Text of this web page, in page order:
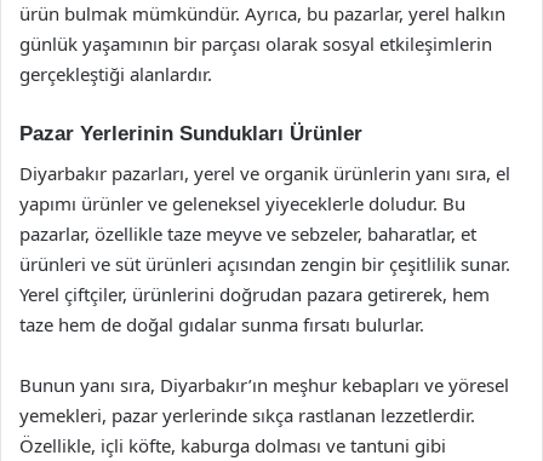
ürün bulmak mümkündür. Ayrıca, bu pazarlar, yerel halkın
günlük yaşamının bir parçası olarak sosyal etkileşimlerin
gerçekleştiği alanlardır.
Pazar Yerlerinin Sundukları Ürünler
Diyarbakır pazarları, yerel ve organik ürünlerin yanı sıra, el
yapımı ürünler ve geleneksel yiyeceklerle doludur. Bu
pazarlar, özellikle taze meyve ve sebzeler, baharatlar, et
ürünleri ve süt ürünleri açısından zengin bir çeşitlilik sunar.
Yerel çiftçiler, ürünlerini doğrudan pazara getirerek, hem
taze hem de doğal gıdalar sunma fırsatı bulurlar.
Bunun yanı sıra, Diyarbakır’ın meşhur kebapları ve yöresel
yemekleri, pazar yerlerinde sıkça rastlanan lezzetlerdir.
Özellikle, içli köfte, kaburga dolması ve tantuni gibi